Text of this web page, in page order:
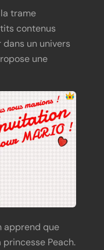
trame
contenus
un univers
une
apprend que
Peach.